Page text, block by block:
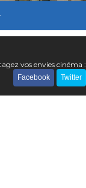
vos envies cinéma :
Facebook Twitter